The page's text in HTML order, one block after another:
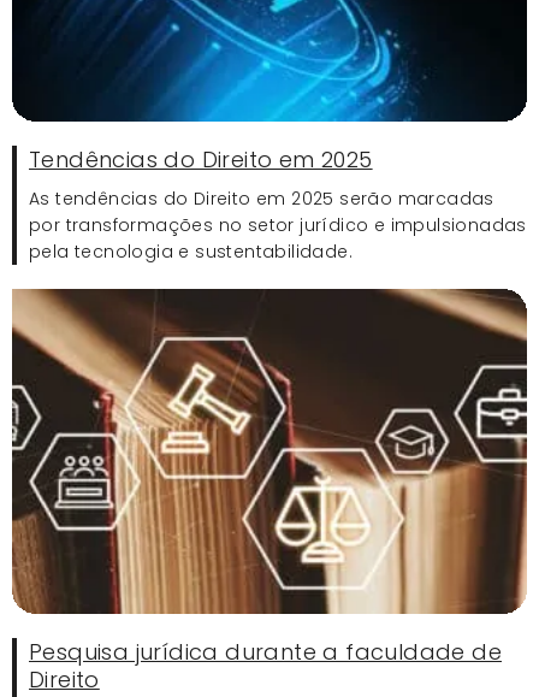
Tendências do Direito em 2025
As tendências do Direito em 2025 serão marcadas
por transformações no setor jurídico e impulsionadas
pela tecnologia e sustentabilidade.
Pesquisa jurídica durante a faculdade de
Direito